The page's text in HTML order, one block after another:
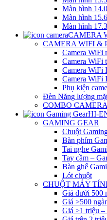
Màn hình
Màn hình
Màn hình
CAMERA
CAMERA WIFI &
Camera WiFi
Camera WiFi
Camera WiFi
Camera WiFi
Phụ kiện
Đèn Năng lượng
COMBO CAMERA
HI-
GAMING GEAR
Chuột
Bàn phím
Tai nghe
Tay cầm –
Bàn ghế
Lót chuột
CHUỘT MÁY
Giá dưới 500
Giá >500
Giá >1 triệu –